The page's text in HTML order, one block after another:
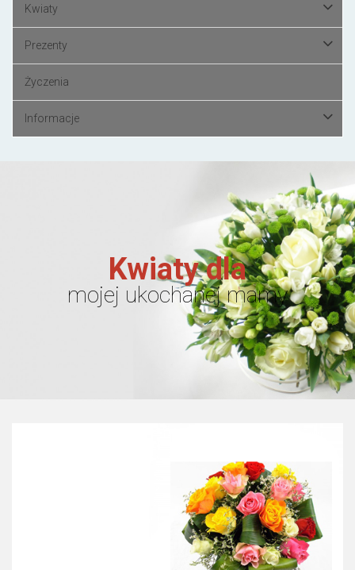
Kwiaty
Prezenty
Życzenia
Informacje
Kwiaty dla
mojej ukochanej mamy